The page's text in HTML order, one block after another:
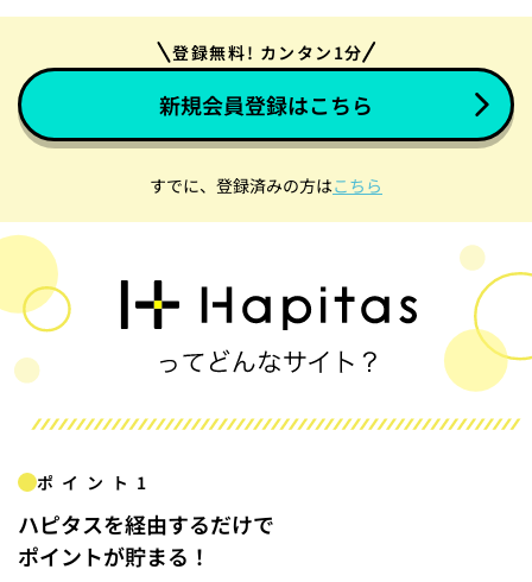
登録無料! カンタン1分
新規会員登録はこちら
すでに、登録済みの方はこちら
ポイント1
ハピタスを経由するだけで
ポイントが貯まる！